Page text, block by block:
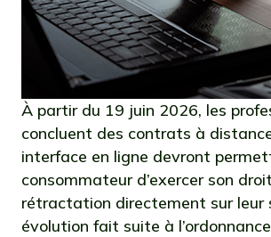
À partir du 19 juin 2026, les
concluent des contrats à
interface en ligne devront
consommateur d’exercer son
rétractation directement sur leur
évolution fait suite à